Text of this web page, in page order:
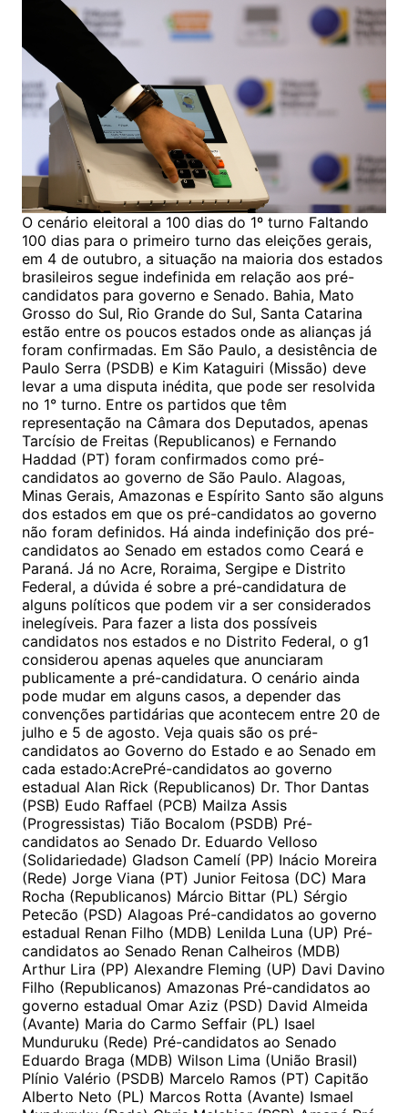
O cenário eleitoral a 100 dias do 1º turno Faltando 100 dias para o primeiro turno das eleições gerais, em 4 de outubro, a situação na maioria dos estados brasileiros segue indefinida em relação aos pré-candidatos para governo e Senado. Bahia, Mato Grosso do Sul, Rio Grande do Sul, Santa Catarina estão entre os poucos estados onde as alianças já foram confirmadas. Em São Paulo, a desistência de Paulo Serra (PSDB) e Kim Kataguiri (Missão) deve levar a uma disputa inédita, que pode ser resolvida no 1° turno. Entre os partidos que têm representação na Câmara dos Deputados, apenas Tarcísio de Freitas (Republicanos) e Fernando Haddad (PT) foram confirmados como pré-candidatos ao governo de São Paulo. Alagoas, Minas Gerais, Amazonas e Espírito Santo são alguns dos estados em que os pré-candidatos ao governo não foram definidos. Há ainda indefinição dos pré-candidatos ao Senado em estados como Ceará e Paraná. Já no Acre, Roraima, Sergipe e Distrito Federal, a dúvida é sobre a pré-candidatura de alguns políticos que podem vir a ser considerados inelegíveis. Para fazer a lista dos possíveis candidatos nos estados e no Distrito Federal, o g1 considerou apenas aqueles que anunciaram publicamente a pré-candidatura. O cenário ainda pode mudar em alguns casos, a depender das convenções partidárias que acontecem entre 20 de julho e 5 de agosto. Veja quais são os pré-candidatos ao Governo do Estado e ao Senado em cada estado:AcrePré-candidatos ao governo estadual Alan Rick (Republicanos) Dr. Thor Dantas (PSB) Eudo Raffael (PCB) Mailza Assis (Progressistas) Tião Bocalom (PSDB) Pré-candidatos ao Senado Dr. Eduardo Velloso (Solidariedade) Gladson Camelí (PP) Inácio Moreira (Rede) Jorge Viana (PT) Junior Feitosa (DC) Mara Rocha (Republicanos) Márcio Bittar (PL) Sérgio Petecão (PSD) Alagoas Pré-candidatos ao governo estadual Renan Filho (MDB) Lenilda Luna (UP) Pré-candidatos ao Senado Renan Calheiros (MDB) Arthur Lira (PP) Alexandre Fleming (UP) Davi Davino Filho (Republicanos) Amazonas Pré-candidatos ao governo estadual Omar Aziz (PSD) David Almeida (Avante) Maria do Carmo Seffair (PL) Isael Munduruku (Rede) Pré-candidatos ao Senado Eduardo Braga (MDB) Wilson Lima (União Brasil) Plínio Valério (PSDB) Marcelo Ramos (PT) Capitão Alberto Neto (PL) Marcos Rotta (Avante) Ismael Munduruku (Rede) Chris Melchior (PSB) Amapá Pré-candidatos ao governo estadual Clécio Luis (União) Dr Furlan (PSD) Pré-candidatos ao Senado Rayssa Furlan (Podemos) Randolfe Rodrigues (PT) Teles Jr (PDT) João Alberto Capiberibe (PSB) Acácio Favacho (MDB) Alliny Serrão (União) Bahia Pré-candidatos ao governo estadual Jerônimo Rodrigues (PT) ACM Neto (União Brasil) Ronaldo Mansur (PSOL) José Estevão (DC) Pré-candidatos ao Senado Rui Costa (PT) Jaques Wagner (PT) Angelo Coronel (Republicanos) João Roma (PL) Delliana Ricelli (PSOL) Marcelo Santtana (DC) Ceará Pré-candidatos ao governo estadual Elmano de Freitas (PT) Ciro Gomes (PSDB) Eduardo Girão (Novo) Jarir Pereira (Psol) Giovanni Sampaio (PRD) Zé Batista (PSTU) Delegado Huggo Leonardo (Missão) Pré-candidatos ao Senado Capitão Wagner (União) Pastor Alcides Fernandes (PL) Priscila Costa (PL) Júnior Mano (PSB) Luizianne Lins (Rede) General Theóphilo (Novo) Anna Karina (PSOL) Professor Germano Lima (PSOL) Eunício Oliveira (MDB) Distrito Federal Pré-candidatos ao governo estadual Celina Leão (PP) José Roberto Arruda (PSD) Leandro Grass (PT) Paula Belmonte (PSDB) Ricardo Cappelli (PSB) Izalci Lucas (PL) Samara Mineiro (UP) Kiko Caputo (Novo) Pré-candidatos ao Senado Leila Barros (PDT) Michelle Bolsonaro (PL) Ibaneis Rocha (MDB) Erika Kokay (PT) Bia Kicis (PL) Espírito Santo Pré-candidatos ao governo estadual Ricardo Ferraço (MDB) Lorenzo Pazolini (Republicanos) Helder Salomão (PT) Pré-candidatos ao Senado Renato Casagrande (PSB) Fabiano Contarato (PT) Maguinha Malta (PL) Manato (Republicanos) Marcos do Val (Podemos) Goiás Pré-candidatos ao governo estadual Daniel Vilela (MDB) Marconi Perillo (PSDB) Wilder Morais (PL) Adriana Accorsi (PT) Cíntia Dias (PSOL) Telêmaco Brandão (PN) Pré-candidatos ao Senado Gracinha Caiado (União) Vanderlan Cardoso (PSD) Dr. Zacharias Calil (MDB) Gustavo Gayer (PL) Delegado Humberto Teófilo (Novo) Alexandre Baldy (PP) Oséias Varão (PL) Iure Castro (Cidadania) Professor Marcelo Moreira (PSOL) Humberto Chaves (PSOL) Maranhão Pré-candidatos ao governo estadual Eduardo Braide (PSD) Orleans Brandão (MDB) Enilton Rodrigues (PSOL) Felipe Camarão (PT) Pré-candidatos ao Senado André Fufuca (PP) Duarte Júnior (Avante) Weverton Rocha (PDT) Elizane Gama (PT) Antônia Cariongo (PSOL) Professor Franklin Douglas (PSOL) Lahésio Bonfim (NOVO) Roberto Rocha (NOVO) Hilton Gonçalo (Mobiliza) Minas Gerais Pré-candidatos ao governo estadual Mateus Simões (PSD) Alexandre Kalil (PDT) Jarbas Soares (PSB) Gabriel Azevedo (MDB) Ben Mendes (Missão) Túlio Lopes (PCB) Rafael Duda (PSTU) Maria da Consolação (PSOL) Pré-candidatos ao Senado Marília Campos (PT) Áurea Carolina (PSOL) Domingos Sávio (PL) Vanessa Portugal (PSTU) Carlos Viana (PSD) Marcelo Aro (PP) Mato Grosso do Sul Pré-candidatos ao governo estadual Eduardo Riedel (PP) Fábio Trad (PT) João Henrique Catan (Novo) Economista Renato (DC) Jeferson Bezerra (Agir) Lucien Rezende (PSOL) Pré-candidatos ao Senado Vander Loubet (PT) Soraya Thronicke (PSB) Nelsinho Trad (PSD) Capitão Contar (PL) Reinaldo Azambuja (PL) Marcos Pollon (PL) Mato Grosso Pré-candidatos ao governo estadual Alex Pucinelli (Democrata) Caiubi Kuhn (PDT) Jayme Campos (União) Marcelo Maluf (Novo) Natasha Slhessarenko (PSD) Otaviano Pivetta (Republicanos) Wellington Fagundes (PL) Pré-candidatos ao Senado Carlos Fávaro (PSD) Mauro Mendes (União) Janaina Riva (MDB) José Medeiros (PL) Pedro Taques (PSB) Pará Pré-candidatos ao governo estadual Araceli Lemos (Psol) Cléber Rabelo (PSTU) Daniel Santos (Podemos) Hana Ghassan (MDB) Mário Couto (DC) Pré-candidatos ao Senado Celso Sabino (PDT) Chicão (União) Éder Mauro (PL) Helder Barbalho (MDB) Paulo Rocha (PT) Zequinha Marinho (Podemos) Paraíba Pré-candidatos ao governo estadual Cícero Lucena (MDB) Efraim Filho (União Brasil) Lucas Ribeiro (PP) Olímpio Rocha (PSOL) Yuri Ezequiel (UP) Pré-candidatos ao Senado André Gadelha (MDB) João Azevêdo (PSB) Major Fábio (Novo) Marcelo Queiroga (PL) Nabor Wanderley (Republicanos) Rosilene Gomes (UP) Veneziano Vital do Rêgo (MDB) Pernambuco Pré-candidatos ao governo estadual Raquel Lyra (PSD) João Campos (PSB) Renan Hallais (Missão) Ivan Moraes (PSOL) Camila Falcão (UP) Pré-candidatos ao Senado Marília Arraes (PDT) Humberto Costa (PT) Paulo Rubem (Rede) Túlio Gadelha (PSD) Miguel Coelho (União Brasil) Piauí Pré-candidatos ao governo estadual Rafael Fonteles (PT) Joel Rodrigues (PP) Toni Rodrigues (PL) Mainha (Podemos) Lúcia Santos (PSDB) Jesus Rodrigues (Cidadania) Elizeu Aguiar (Novo) Geraldo Carvalho (PSTU) Francisco Jurity (Democracia Cristã) Santiago Belizario (UP) Pré-candidatos ao Senado Marcelo Castro (MDB) Júlio César (PSD) Ciro Nogueira (PP) Tiago Junqueira (PL) Dionísio Carvalho (DC) Evandro Marques (DC) Antonio Barros (Novo) Antonio José Lira (Avante) Jorge Lopes (PSDB) Ravenna Castro (Democrata) Pedro Laurentino (UP) Paraná Pré-candidatos ao governo estadual Rafael Greca (MDB) Sergio Moro (PL) Luiz França (Missão) Requião Filho (PDT) Tony Garcia (DC) Samuel Mattos (PSTU) Sandro Alex (PSD) Pré-candidatos ao Senado Álvaro Dias (MDB) Alexandre Curi (Republicanos) Deltan Dallagnol (NOVO) Luiz Carlos Hauly (Podemos) Filipe Barros (PL) Gleisi Hoffmann (PT) Rio de Janeiro Pré-candidatos ao governo estadual André Marinho (Novo) André Português (Republicanos) Anthony Garotinho (Republicanos) Bombeiro Rafa (Missão) Cyro Garcia (PSTU) Douglas Ruas (PL) Eduardo Paes (PSD) Juliete Pantoja (UP) Luan Monteiro (PCO) Wiliam Siri (PSOL) Wilson Witzel (Democratas) Pré-candidatos ao Senado Benedita da Silva (PT) Marcelo Crivella (Republicanos) Márcio Canella (União) Miro Teixeira (PDT) Mônica Benício (PSOL) Pedro Paulo (PSD) Helio Secco (Missão) Rio Grande do Norte Pré-candidatos ao governo estadual Allyson Bezerra (União Brasil) Álvaro Dias (PL) Cadu Xavier (PT) Francisco Dias (UP) Robério Paulino (PSOL) Dário Barbosa (PSTU) Pré-candidatos ao Senado Coronel Hélio (PL) Styvenson Valentim (Podemos) Rafael Motta (PDT) Samanda Alves (PT) Sandro Pimentel (PSOL) Sônia Godeiro (PSOL) Oswaldo Negrão (PCdoB) Zenaide Maia (PSD) Rondônia Pré-candidatos ao governo estadual Adailton Fúria (PSD) Expedito Netto (PT) Hildon Chaves (União Brasil) Luiz Carlos Teodoro (PSOL) Marcos Rogério (PL) Samuel Costa (PSB) Pré-candidatos ao Senado Acir Gurgacz (PDT) Anandreia Trovó (PSOL) Bruno Scheid (PL) Luciana Oliveira (PT) Luís Fernando (PSD) Fernando Máximo (União Brasil) Mariana Carvalho (Republicanos) Neidinha Suruí (PSB) Nilton Souza (PSDB) Rosângela Cipriano (PSD) Sílvia Cristina (PP) Roraima Pré-candidatos ao governo estadual Edilson Damião (União Brasil) Arthur Henrique (PL) Soldado Sampaio (Republicanos) Antonia Pedrosa (PT) Paulo Cesar Quartiero (DC) Pré-candidatos ao Senado Teresa Surita (MDB) Nicoletti (PL) Denarium (Republicanos) Bartô Macuxi (PSOL) Helena Lima (PSD) Mauro Asato (Democrata) Rio Grande do Sul Pré-candidatos ao governo estadual Evandro Augusto (Missão) Gabriel Souza (MDB) Juliana Brizola (PDT) Luciano Zucco (PL) Marcelo Maranata (PSDB) Priscila Voigt (UP) Rejane Oliveira (PSTU) Pré-candidatos ao Senado Frederico Antunes (PSD) Germano Rigotto (MDB) Manuela D’ávila (PSOL) Marcel van Hattem (Novo) Milton Cardoso (PSDB) Paulo Pimenta (PT) Renato Jaguarão (Cidadania) Ubiratan Sanderson (PL) Santa Catarina Pré-candidatos ao governo estadual Gelson Merísio (PSB) João Rodrigues (PSD) Jorginho Mello (PL) Laís Chaud (Unidade Popular) Marcelo Brigadeiro (Missão) Ralf Zimmer (PRD) Pré-candidatos ao Senado Afrânio Boppré (PSOL) Antídio Lunelli (MDB) Carlos Bolsonaro (PL) Carol de Toni (PL) Décio Lima (PT) Esperidião Amin (PP) Jeferson Rocha (PRD) Sergipe Pré-candidatos ao governo estadual Fábio Mitidieri (PSD) Valmir de Francisquinh